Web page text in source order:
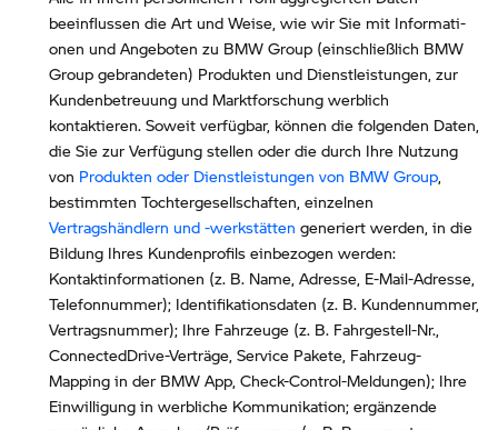
beeinflussen die Art und Weise, wie wir Sie mit Informati-
onen und Angeboten zu BMW Group (einschließlich BMW
Group gebrandeten) Produkten und Dienstleistungen, zur
Kundenbetreuung und Marktforschung werblich
kontaktieren. Soweit verfügbar, können die folgenden Daten,
die Sie zur Verfügung stellen oder die durch Ihre Nutzung
von Produkten oder Dienstleistungen von BMW Group,
bestimmten Tochtergesellschaften, einzelnen
Vertragshändlern und -werkstätten generiert werden, in die
Bildung Ihres Kundenprofils einbezogen werden:
Kontaktinformationen (z. B. Name, Adresse, E-Mail-Adresse,
Telefonnummer); Identifikationsdaten (z. B. Kundennummer,
Vertragsnummer); Ihre Fahrzeuge (z. B. Fahrgestell-Nr.,
ConnectedDrive-Verträge, Service Pakete, Fahrzeug-
Mapping in der BMW App, Check-Control-Meldungen); Ihre
Einwilligung in werbliche Kommunikation; ergänzende